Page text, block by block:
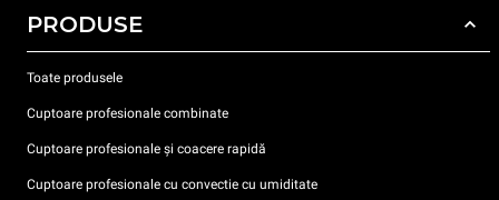
PRODUSE
Toate produsele
Cuptoare profesionale combinate
Cuptoare profesionale și coacere rapidă
Cuptoare profesionale cu convectie cu umiditate